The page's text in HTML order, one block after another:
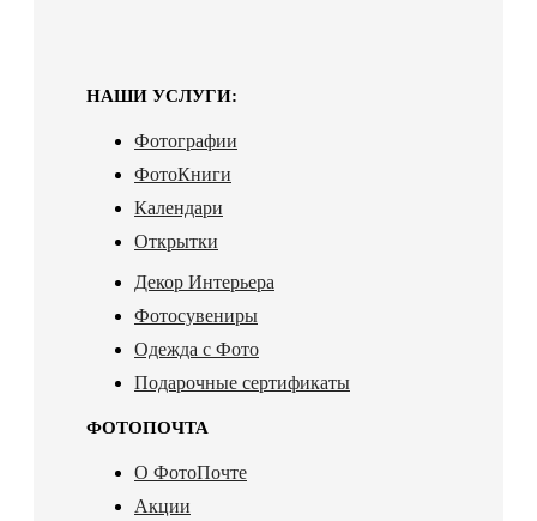
НАШИ УСЛУГИ:
Фотографии
ФотоКниги
Календари
Открытки
Декор Интерьера
Фотосувениры
Одежда с Фото
Подарочные сертификаты
ФОТОПОЧТА
О ФотоПочте
Акции